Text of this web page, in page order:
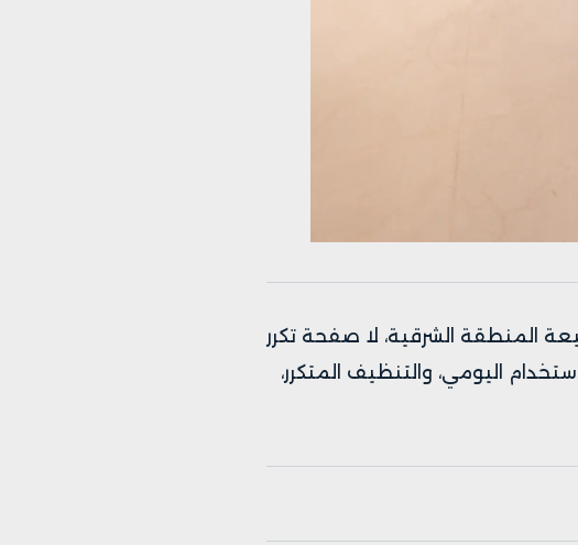
المنطقة الشرقية، لا صفحة تكرر
اليومي، والتنظيف المتكرر،